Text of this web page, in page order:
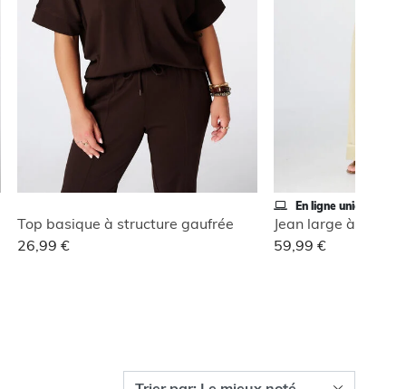
Top basique à structure gaufrée
26,99 €
En ligne uniquement
Jean large à revers
59,99 €